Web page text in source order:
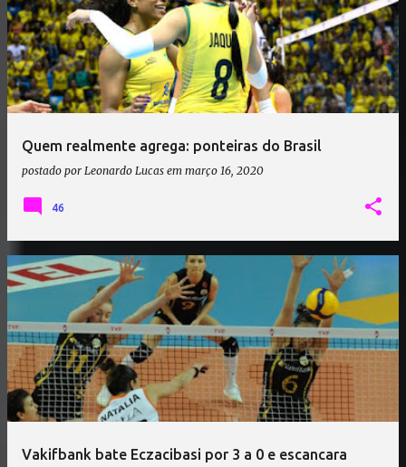
Quem realmente agrega: ponteiras do Brasil
postado por Leonardo Lucas em março 16, 2020
46
Vakifbank bate Eczacibasi por 3 a 0 e escancara